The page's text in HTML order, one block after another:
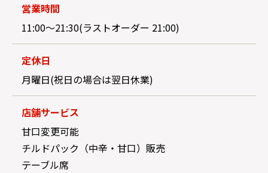
営業時間
11:00～21:30(ラストオーダー 21:00)
定休日
月曜日(祝日の場合は翌日休業)
店舗サービス
甘口変更可能
チルドパック（中辛・甘口）販売
テーブル席